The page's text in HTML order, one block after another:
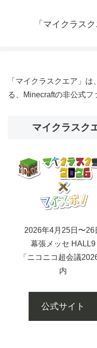
「マイクラス
「マイクラスクエア」
る、Minecraftの非公式フ
マイクラスク
2026年4月25日〜26
幕張メッセ HALL9
「ニコニコ超会議
内
公式サイト